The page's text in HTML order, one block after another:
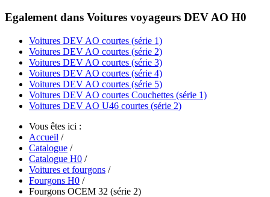
Egalement dans Voitures voyageurs DEV AO H0
Voitures DEV AO courtes (série 1)
Voitures DEV AO courtes (série 2)
Voitures DEV AO courtes (série 3)
Voitures DEV AO courtes (série 4)
Voitures DEV AO courtes (série 5)
Voitures DEV AO courtes Couchettes (série 1)
Voitures DEV AO U46 courtes (série 2)
Vous êtes ici :
Accueil /
Catalogue /
Catalogue H0 /
Voitures et fourgons /
Fourgons H0 /
Fourgons OCEM 32 (série 2)